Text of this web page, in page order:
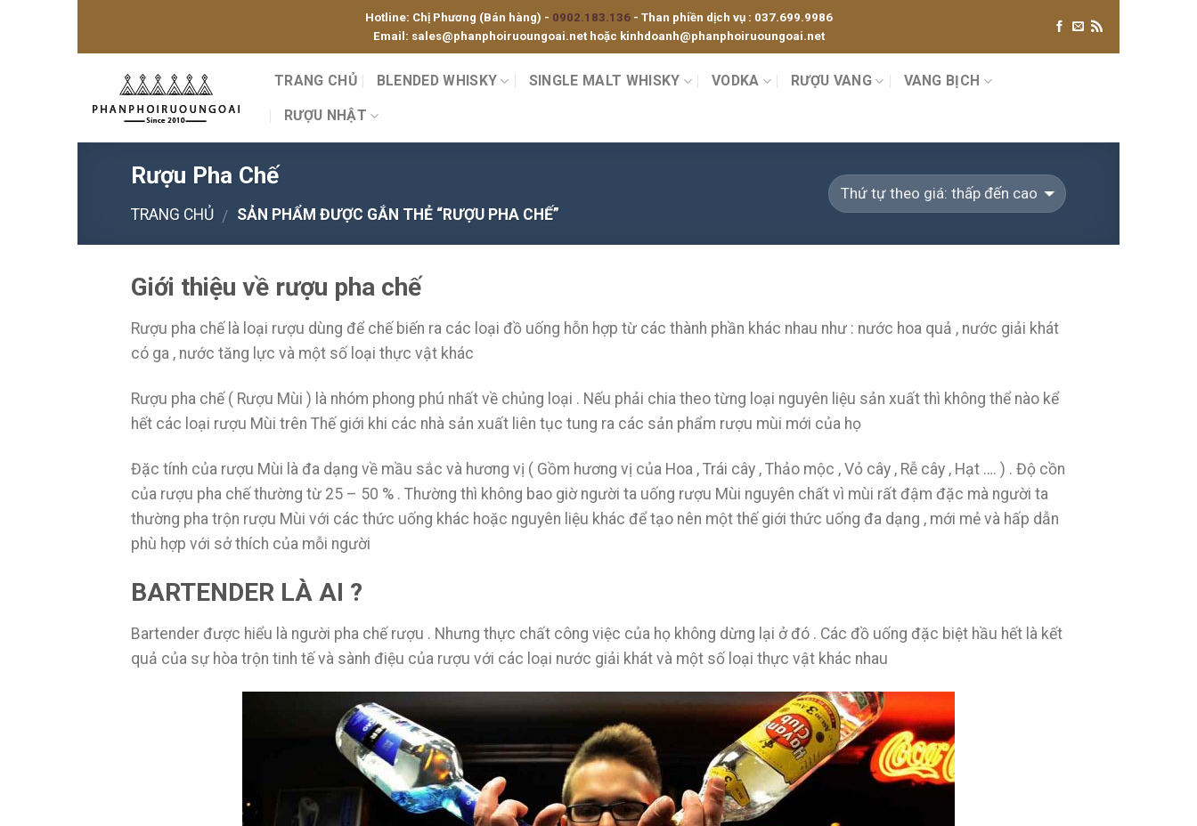
Hotline: Chị Phương (Bán hàng) - 0902.183.136 - Than phiền dịch vụ : 037.699.9986
Email: sales@phanphoiruoungoai.nethoặc kinhdoanh@phanphoiruoungoai.net
TRANG CHỦ BLENDED WHISKY SINGLE MALT WHISKY VODKA RƯỢU VANG VANG BỊCH
RƯỢU NHẬT
Rượu Pha Chế
TRANG CHỦ / SẢN PHẨM ĐƯỢC GẮN THẺ “RƯỢU PHA CHẾ”
Giới thiệu về rượu pha chế
Rượu pha chế là loại rượu dùng để chế biến ra các loại đồ uống hỗn hợp từ các thành phần khác nhau như : nước hoa quả , nước giải khát
có ga , nước tăng lực và một số loại thực vật khác
Rượu pha chế ( Rượu Mùi ) là nhóm phong phú nhất về chủng loại . Nếu phải chia theo từng loại nguyên liệu sản xuất thì không thể nào kể
hết các loại rượu Mùi trên Thế giới khi các nhà sản xuất liên tục tung ra các sản phẩm rượu mùi mới của họ
Đặc tính của rượu Mùi là đa dạng về mầu sắc và hương vị ( Gồm hương vị của Hoa , Trái cây , Thảo mộc , Vỏ cây , Rễ cây , Hạt …. ) . Độ cồn
của rượu pha chế thường từ 25 – 50 % . Thường thì không bao giờ người ta uống rượu Mùi nguyên chất vì mùi rất đậm đặc mà người ta
thường pha trộn rượu Mùi với các thức uống khác hoặc nguyên liệu khác để tạo nên một thế giới thức uống đa dạng , mới mẻ và hấp dẫn
phù hợp với sở thích của mỗi người
BARTENDER LÀ AI ?
Bartender được hiểu là người pha chế rượu . Nhưng thực chất công việc của họ không dừng lại ở đó . Các đồ uống đặc biệt hầu hết là kết
quả của sự hòa trộn tinh tế và sành điệu của rượu với các loại nước giải khát và một số loại thực vật khác nhau